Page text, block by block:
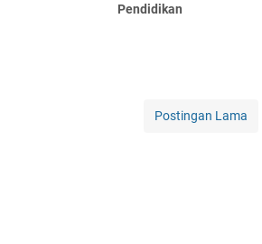
Pendidikan
Postingan Lama